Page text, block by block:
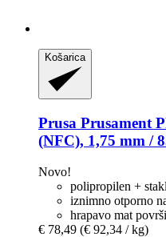
Košarica
Prusa Prusament
(NFC), 1,75 mm /
Novo!
polipropilen +
iznimno otporno
hrapavo mat
€ 78,49 (€ 92,34 / kg)